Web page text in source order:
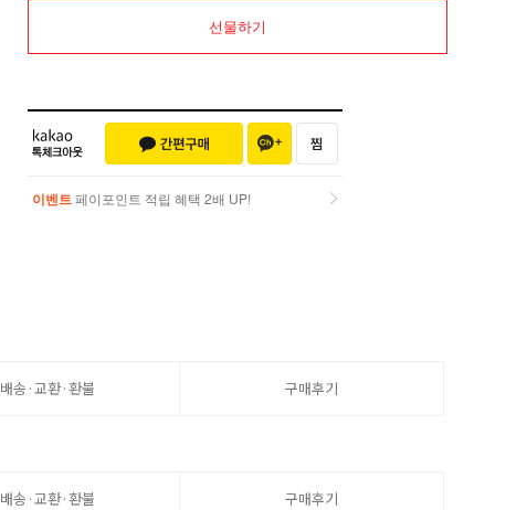
선물하기
이벤트 페이포인트 적립 혜택 2배 UP!
배송·교환·환불 구매후기
배송·교환·환불 구매후기